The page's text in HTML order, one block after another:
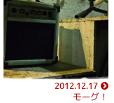
2012.12.17
モーグ！